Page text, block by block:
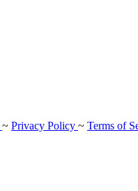
~ Privacy Policy ~ Terms of